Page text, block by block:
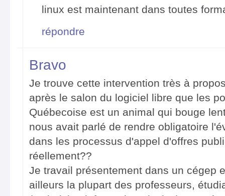
linux est maintenant dans toutes
répondre
Bravo
Je trouve cette intervention très à
après le salon du logiciel libre que les
Québecoise est un animal qui bouge
nous avait parlé de rendre obligatoire
dans les processus d'appel d'offres
réellement??
Je travail présentement dans un cégep
ailleurs la plupart des professeurs,